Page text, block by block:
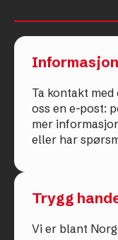
Informasjon
Ta kontakt med
oss en e-post:
mer
eller har
Trygg
Vi er blant